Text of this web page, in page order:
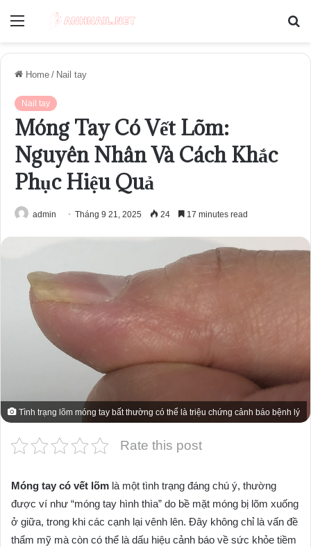
Menu
Home / Nail tay
Nail tay
Móng Tay Có Vết Lõm:
Nguyên Nhân Và Cách Khắc
Phục Hiệu Quả
admin Tháng 9 21, 2025 24 17 minutes read
Tình trạng lõm móng tay bất thường có thể là triệu chứng cảnh báo bệnh lý
Rate this post
Móng tay có vết lõm là một tình trạng đáng chú ý, thường
được ví như “móng tay hình thìa” do bề mặt móng bị lõm xuống
ở giữa, trong khi các cạnh lại vênh lên. Đây không chỉ là vấn đề
thẩm mỹ mà còn có thể là dấu hiệu cảnh báo về sức khỏe tiềm